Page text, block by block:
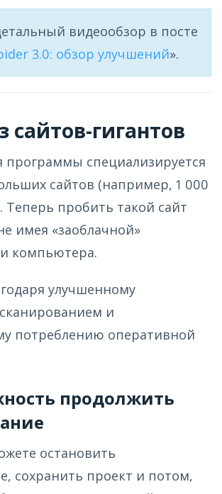
видеообзор в посте
3.0: обзор улучшений».
сайтов-гигантов
программы специализируется
сайтов (например, 1 000
Теперь пробить такой сайт
имея «заоблачной»
компьютера.
улучшенному
и
потреблению оперативной
продолжить
остановить
сохранить проект и потом,